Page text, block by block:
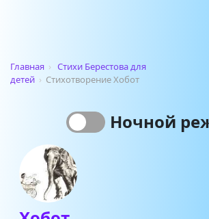
Главная › Стихи Берестова для
детей › Стихотворение Хобот
Ночной